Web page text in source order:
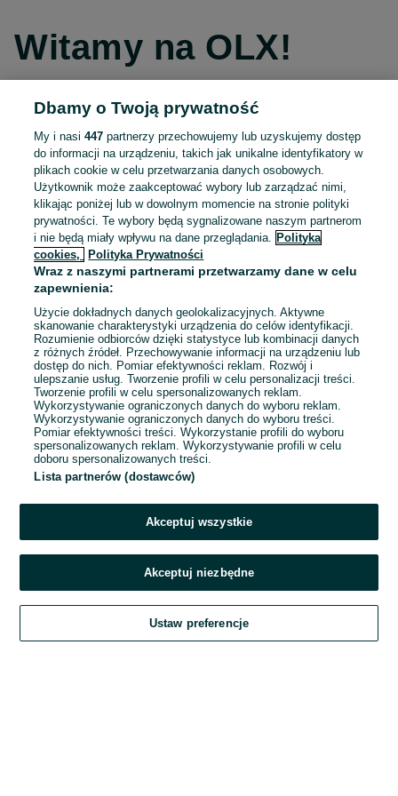
Witamy na OLX!
Kontynuuj przez Facebooka
Kontynuuj przez konto Apple
Kontynuuj przez konto Google
LUB
E-mail
Hasło
Zaloguj się
Kontynuując za pośrednictwem jednego z dostawców wskazanych powyżej,
OLX.pl w jego aktualnym brzmieniu.
Dbamy o Twoją prywatność
My i nasi447 partnerzy przechowujemy lub uzyskujemy dostęp
do informacji na urządzeniu, takich jak unikalne identyfikatory w
plikach cookie w celu przetwarzania danych osobowych.
Użytkownik może zaakceptować wybory lub zarządzać nimi,
klikając poniżej lub w dowolnym momencie na stronie polityki
prywatności. Te wybory będą sygnalizowane naszym partnerom
i nie będą miały wpływu na dane przeglądania.
Polityka
cookies,
Polityka Prywatności
Wraz z naszymi partnerami przetwarzamy dane w celu
zapewnienia:
Użycie dokładnych danych geolokalizacyjnych. Aktywne
skanowanie charakterystyki urządzenia do celów identyfikacji.
Rozumienie odbiorców dzięki statystyce lub kombinacji danych
z różnych źródeł. Przechowywanie informacji na urządzeniu lub
dostęp do nich. Pomiar efektywności reklam. Rozwój i
ulepszanie usług. Tworzenie profili w celu personalizacji treści.
Tworzenie profili w celu spersonalizowanych reklam.
Wykorzystywanie ograniczonych danych do wyboru reklam.
Wykorzystywanie ograniczonych danych do wyboru treści.
Pomiar efektywności treści. Wykorzystanie profili do wyboru
spersonalizowanych reklam. Wykorzystywanie profili w celu
doboru spersonalizowanych treści.
Lista partnerów (dostawców)
Akceptuj wszystkie
Akceptuj niezbędne
Ustaw preferencje